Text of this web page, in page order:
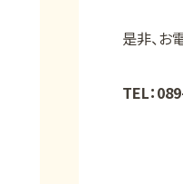
是非、お
TEL：